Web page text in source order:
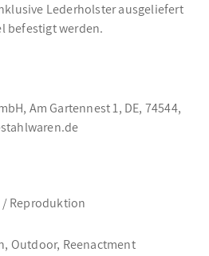
Lederholster ausgeliefert
befestigt werden.
Am Gartennest 1, DE, 74544,
Reproduktion
Outdoor, Reenactment